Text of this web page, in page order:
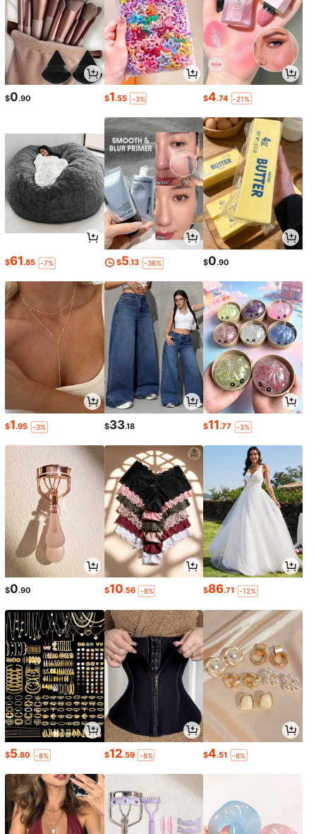
$0.90 $1.55 -3% $4.74 -21%
$61.85 -7% $5.13 -36% $0.90
$1.95 -3% $33.18 $11.77 -3%
$0.90 $10.56 -8% $86.71 -12%
$5.80 -8% $12.59 -8% $4.51 -8%